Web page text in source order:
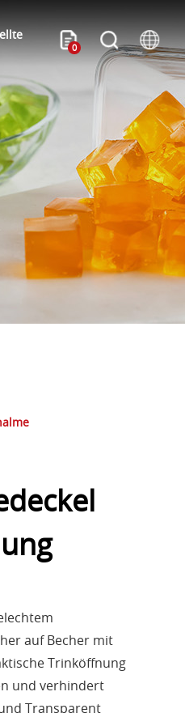
0
auf Becher mit
Trinköffnung
und verhindert
Transparent